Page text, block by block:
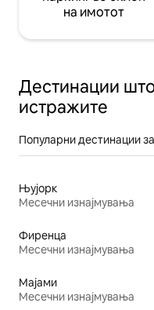
на имотот
Дестинации
истражите
Популарни дестинации
Њујорк
Месечни изнајмувања
Фиренца
Месечни изнајмувања
Мајами
Месечни изнајмувања